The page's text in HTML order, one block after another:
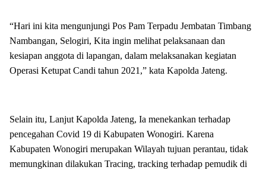
“Hari ini kita mengunjungi Pos Pam Terpadu Jembatan Timbang
Nambangan, Selogiri, Kita ingin melihat pelaksanaan dan
kesiapan anggota di lapangan, dalam melaksanakan kegiatan
Operasi Ketupat Candi tahun 2021,” kata Kapolda Jateng.
Selain itu, Lanjut Kapolda Jateng, Ia menekankan terhadap
pencegahan Covid 19 di Kabupaten Wonogiri. Karena
Kabupaten Wonogiri merupakan Wilayah tujuan perantau, tidak
memungkinan dilakukan Tracing, tracking terhadap pemudik di